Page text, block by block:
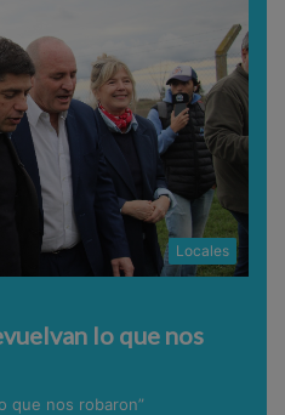
Locales
lo que nos
que nos robaron”